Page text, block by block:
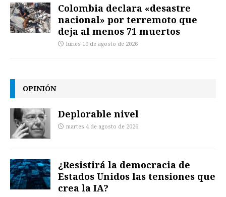
Colombia declara «desastre
nacional» por terremoto que
deja al menos 71 muertos
lunes 10 de agosto de 2026
OPINIÓN
Deplorable nivel
martes 4 de agosto de 2026
¿Resistirá la democracia de
Estados Unidos las tensiones que
crea la IA?